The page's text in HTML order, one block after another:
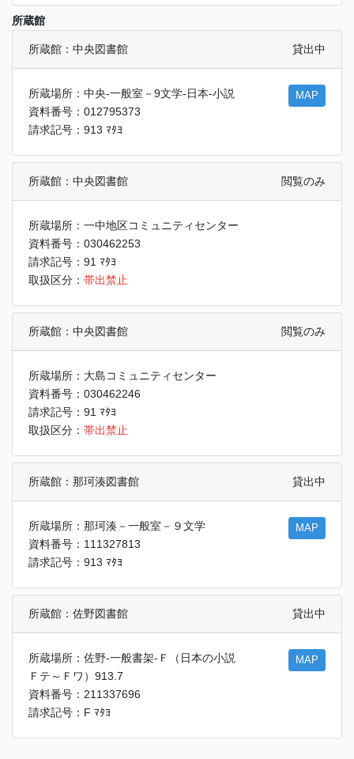
所蔵館
所蔵館：中央図書館 貸出中
所蔵場所：中央-一般室－9文学-日本-小説
資料番号：012795373
請求記号：913 ﾏﾀﾖ
MAP
所蔵館：中央図書館 閲覧のみ
所蔵場所：一中地区コミュニティセンター
資料番号：030462253
請求記号：91 ﾏﾀﾖ
取扱区分： 帯出禁止
所蔵館：中央図書館 閲覧のみ
所蔵場所：大島コミュニティセンター
資料番号：030462246
請求記号：91 ﾏﾀﾖ
取扱区分： 帯出禁止
所蔵館：那珂湊図書館 貸出中
所蔵場所：那珂湊－一般室－９文学
資料番号：111327813
請求記号：913 ﾏﾀﾖ
MAP
所蔵館：佐野図書館 貸出中
所蔵場所：佐野-一般書架-Ｆ（日本の小説
Ｆテ～Ｆワ）913.7
資料番号：211337696
請求記号：F ﾏﾀﾖ
MAP